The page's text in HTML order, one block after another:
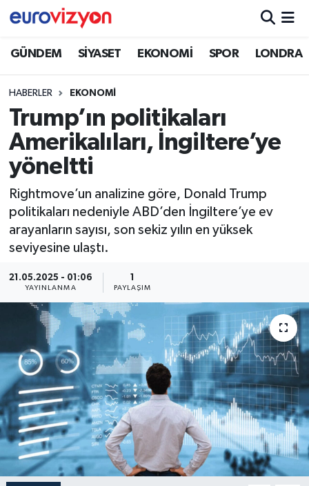
GÜNDEM SİYASET EKONOMİ SPOR LONDRA
HABERLER EKONOMİ
Trump’ın politikaları
Amerikalıları, İngiltere’ye
yöneltti
Rightmove’un analizine göre, Donald Trump
politikaları nedeniyle ABD’den İngiltere’ye ev
arayanların sayısı, son sekiz yılın en yüksek
seviyesine ulaştı.
21.05.2025 - 01:06
YAYINLANMA
1
PAYLAŞIM